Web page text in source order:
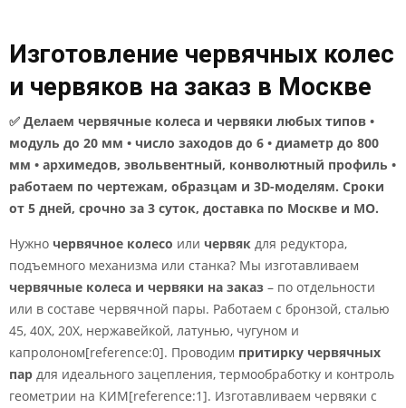
Изготовление червячных колес
и червяков на заказ в Москве
✅ Делаем червячные колеса и червяки любых типов •
модуль до 20 мм • число заходов до 6 • диаметр до 800
мм • архимедов, эвольвентный, конволютный профиль •
работаем по чертежам, образцам и 3D-моделям. Сроки
от 5 дней, срочно за 3 суток, доставка по Москве и МО.
Нужно червячное колесо или червяк для редуктора,
подъемного механизма или станка? Мы изготавливаем
червячные колеса и червяки на заказ – по отдельности
или в составе червячной пары. Работаем с бронзой, сталью
45, 40Х, 20Х, нержавейкой, латунью, чугуном и
капролоном[reference:0]. Проводим притирку червячных
пар для идеального зацепления, термообработку и контроль
геометрии на КИМ[reference:1]. Изготавливаем червяки с